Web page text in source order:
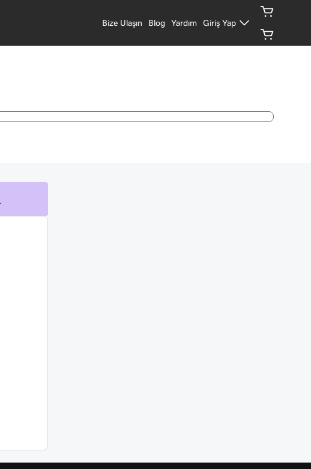
Bize Ulaşın Blog Yardım Giriş Yap